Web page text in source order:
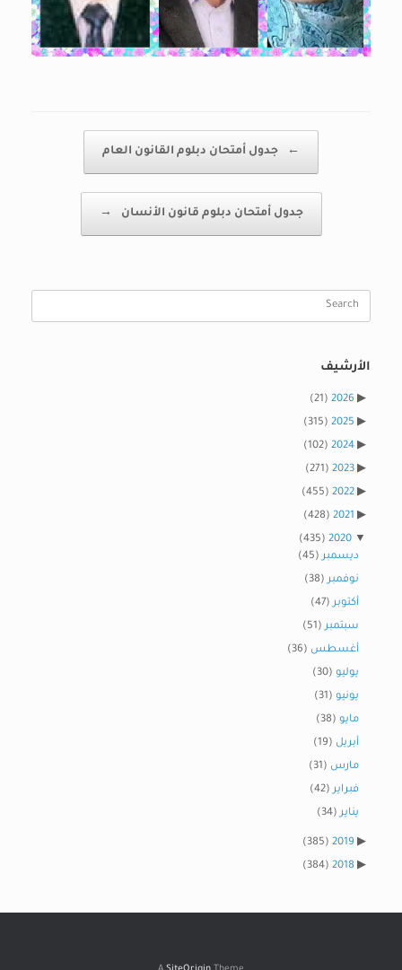
← جدول أمتحان دبلوم القانون العام
جدول أمتحان دبلوم قانون الأنسان →
Search
الأرشيف
2026
(21)
2025
(315)
2024
(102)
2023
(271)
2022
(455)
2021
(428)
2020
(435)
ديسمبر(45)
نوفمبر(38)
أكتوبر(47)
سبتمبر(51)
أغسطس (36)
يوليو (30)
يونيو (31)
مايو (38)
أبريل (19)
مارس (31)
فبراير(42)
يناير(34)
2019
(385)
2018
(384)